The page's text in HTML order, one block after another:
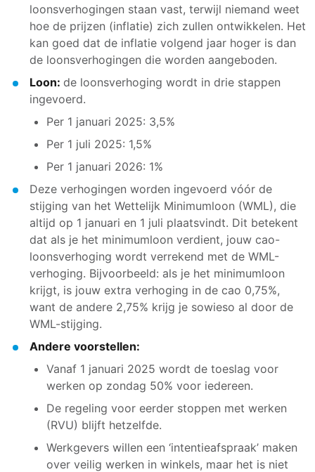
loonsverhogingen staan vast, terwijl niemand weet
hoe de prijzen (inflatie) zich zullen ontwikkelen. Het
kan goed dat de inflatie volgend jaar hoger is dan
de loonsverhogingen die worden aangeboden.
Loon: de loonsverhoging wordt in drie stappen
ingevoerd.
Per 1 januari 2025: 3,5%
Per 1 juli 2025: 1,5%
Per 1 januari 2026: 1%
Deze verhogingen worden ingevoerd vóór de
stijging van het Wettelijk Minimumloon (WML), die
altijd op 1 januari en 1 juli plaatsvindt. Dit betekent
dat als je het minimumloon verdient, jouw cao-
loonsverhoging wordt verrekend met de WML-
verhoging. Bijvoorbeeld: als je het minimumloon
krijgt, is jouw extra verhoging in de cao 0,75%,
want de andere 2,75% krijg je sowieso al door de
WML-stijging.
Andere voorstellen:
Vanaf 1 januari 2025 wordt de toeslag voor
werken op zondag 50% voor iedereen.
De regeling voor eerder stoppen met werken
(RVU) blijft hetzelfde.
Werkgevers willen een ‘intentieafspraak’ maken
over veilig werken in winkels, maar het is niet